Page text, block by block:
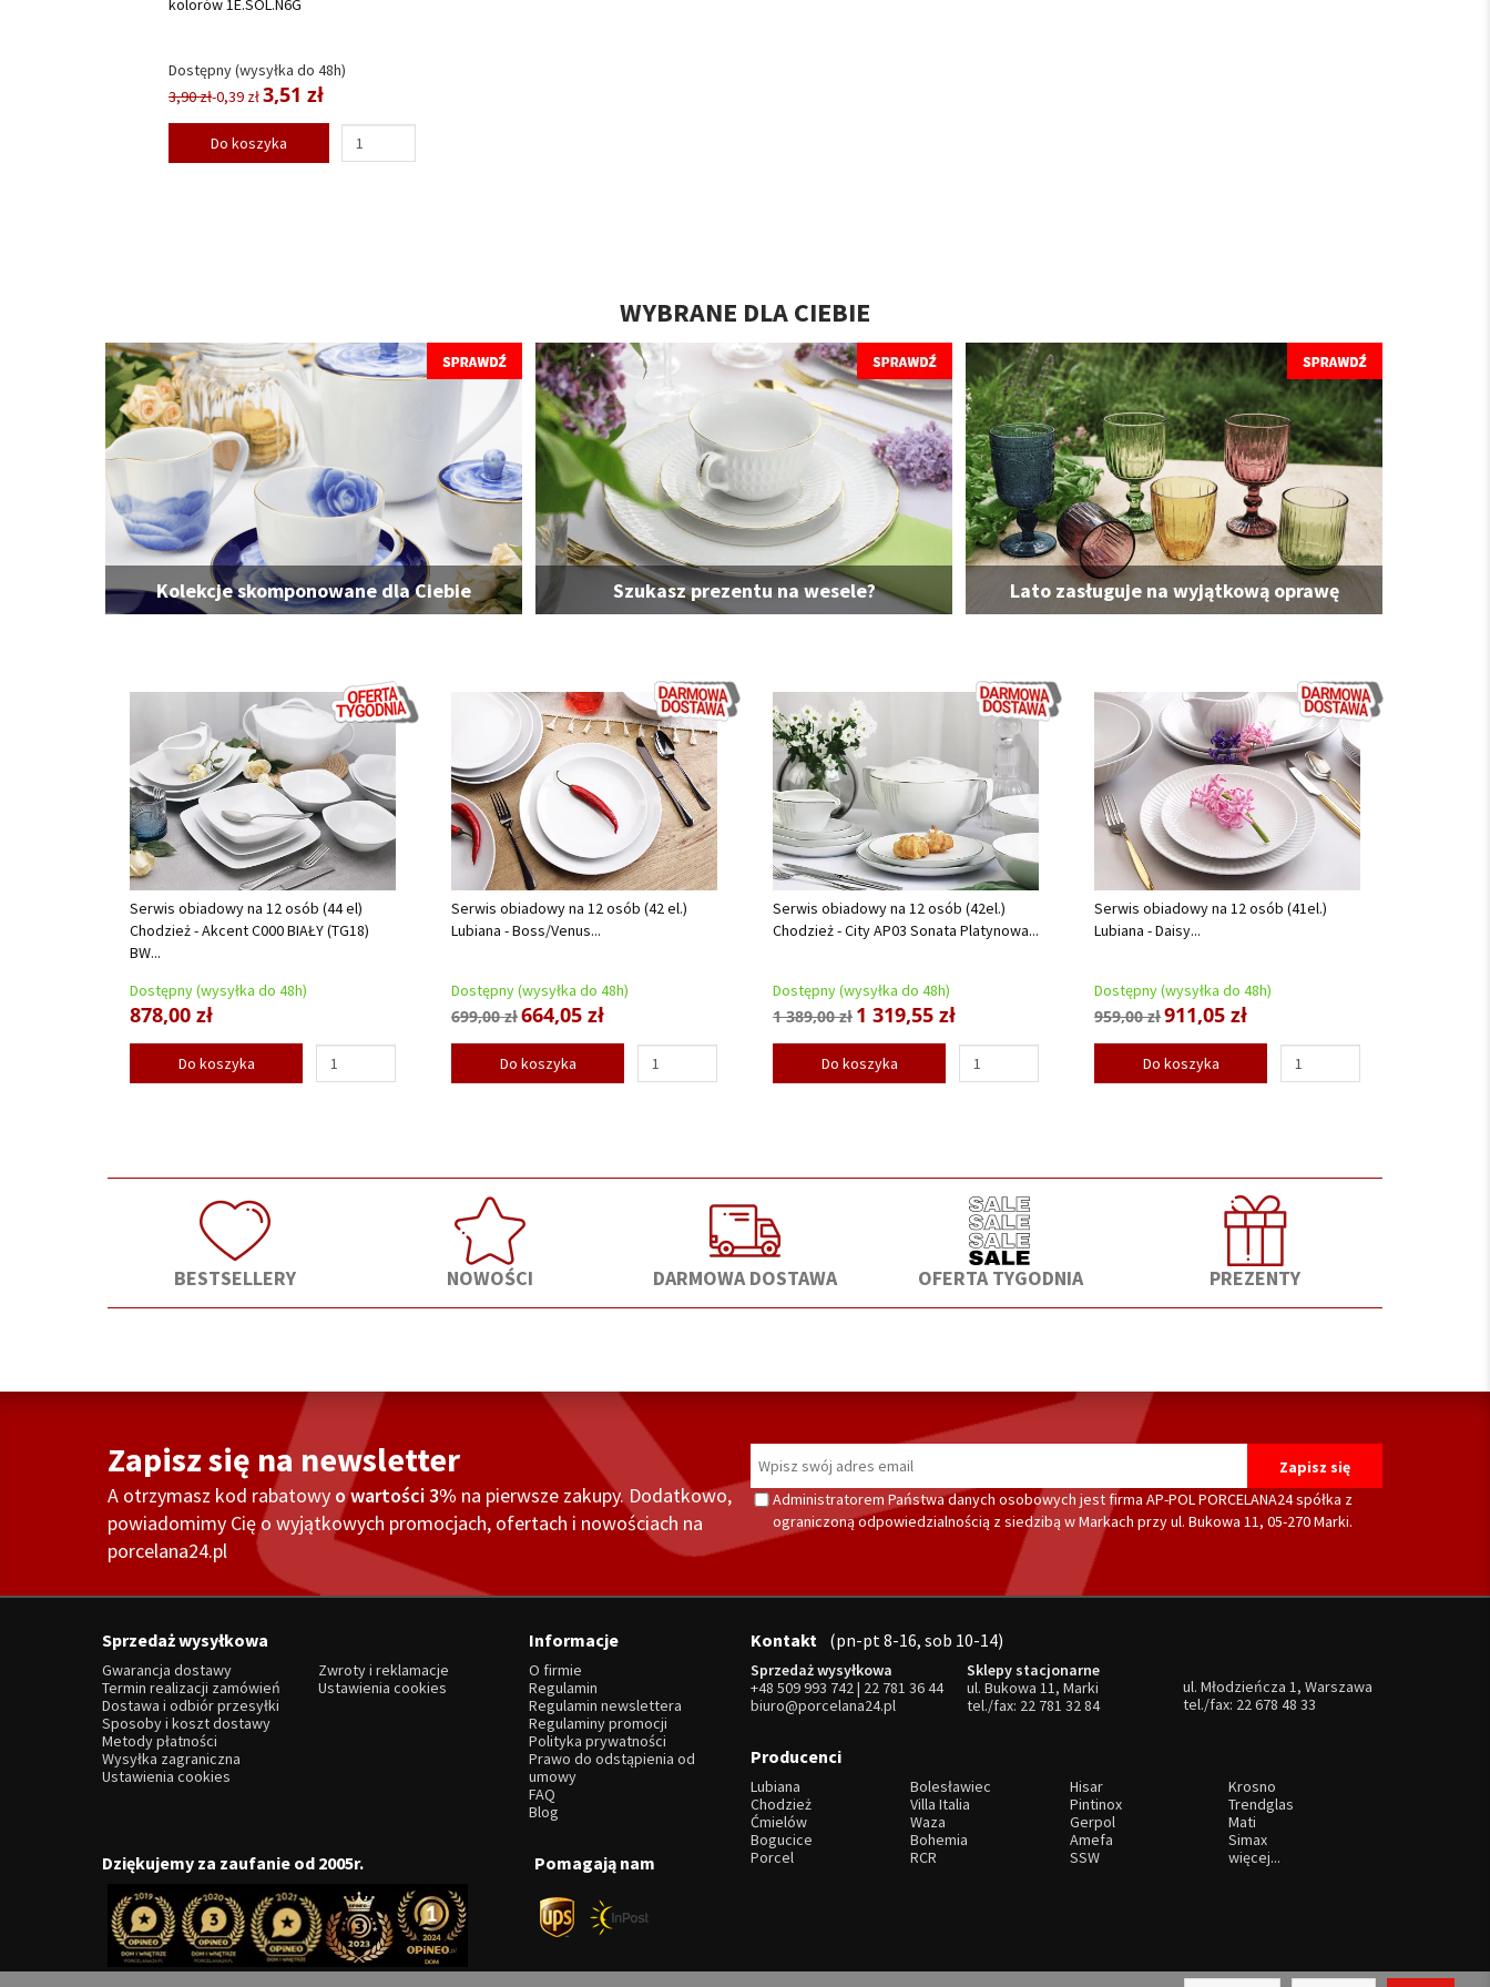
kolorów 1E.SOL.N6G
Dostępny (wysyłka do 48h)
3,90 zł-0,39 zł3,51 zł
Do koszyka
WYBRANE DLA CIEBIE
Kolekcje skomponowane dla Ciebie Szukasz prezentu na wesele? Lato zasługuje na wyjątkową oprawę
Serwis obiadowy na 12 osób (44 el)
Chodzież - Akcent C000 BIAŁY (TG18)
BW...
Dostępny (wysyłka do 48h)
878,00 zł
Do koszyka
Serwis obiadowy na 12 osób (42 el.)
Lubiana - Boss/Venus...
Dostępny (wysyłka do 48h)
699,00 zł664,05 zł
Do koszyka
Serwis obiadowy na 12 osób (42el.)
Chodzież - City AP03 Sonata Platynowa...
Dostępny (wysyłka do 48h)
1 389,00 zł 1 319,55 zł
Do koszyka
Serwis obiadowy na 12 osób (41el.)
Lubiana - Daisy...
Dostępny (wysyłka do 48h)
959,00 zł911,05 zł
Do koszyka
BESTSELLERY NOWOŚCI DARMOWA DOSTAWA OFERTA TYGODNIA PREZENTY
Zapisz się na newsletter
A otrzymasz kod rabatowy o wartości 3% na pierwsze zakupy. Dodatkowo,
powiadomimy Cię o wyjątkowych promocjach, ofertach i nowościach na
porcelana24.pl
Administratorem Państwa danych osobowych jest firma AP-POL PORCELANA24 spółka z
ograniczoną odpowiedzialnością z siedzibą w Markach przy ul. Bukowa 11, 05-270 Marki.
Sprzedaż wysyłkowa
Gwarancja dostawy
Termin realizacji zamówień
Dostawa i odbiór przesyłki
Sposoby i koszt dostawy
Metody płatności
Wysyłka zagraniczna
Ustawienia cookies
Zwroty i reklamacje
Ustawienia cookies
Informacje
O firmie
Regulamin
Regulamin newslettera
Regulaminy promocji
Polityka prywatności
Prawo do odstąpienia od
umowy
FAQ
Blog
Kontakt (pn-pt 8-16, sob 10-14)
Sprzedaż wysyłkowa
+48 509 993 742| 22 781 36 44
biuro@porcelana24.pl
Sklepy stacjonarne
ul. Bukowa 11, Marki
tel./fax: 22 781 32 84
ul. Młodzieńcza 1, Warszawa
tel./fax: 22 678 48 33
Producenci
Lubiana Bolesławiec Hisar
Krosno
Chodzież
Villa Italia Pintinox
Trendglas
Ćmielów
Waza Gerpol
Mati
Bogucice
Bohemia Amefa
Simax
Porcel
RCR SSW więcej...
Dziękujemy za zaufanie od 2005r. Pomagają nam